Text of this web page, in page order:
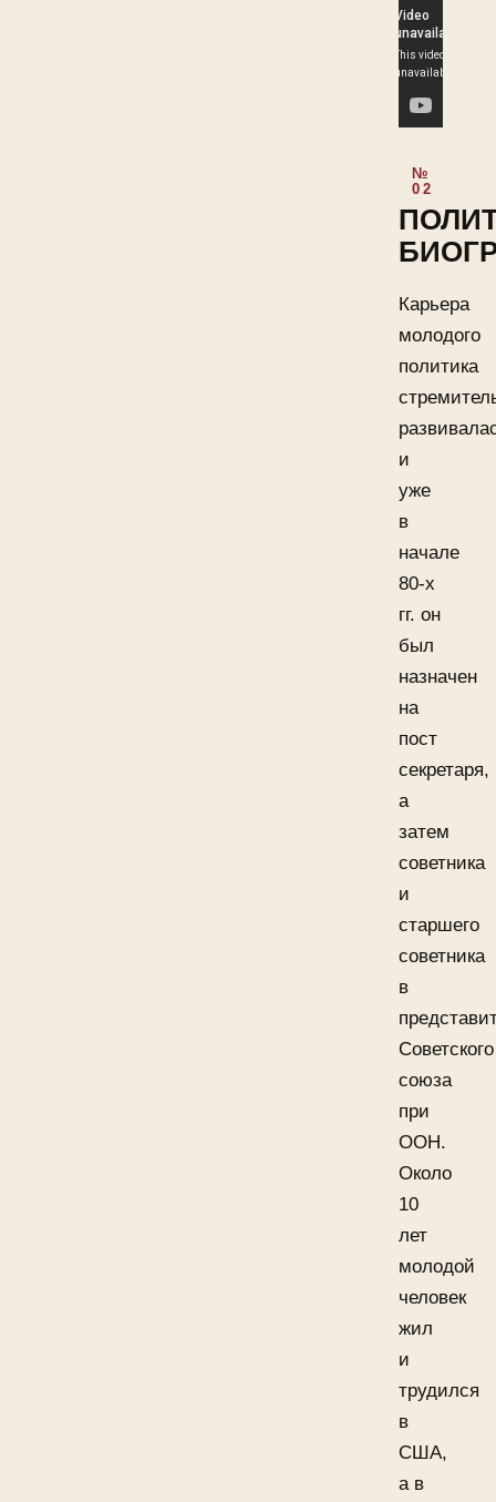
Карьера
молодого
политика
и
уже
в
начале
80-х
гг. он
был
назначен
на
пост
секретаря,
а
затем
советника
и
старшего
советника
в
Советского
союза
при
ООН.
Около
10
лет
молодой
человек
жил
и
трудился
в
США,
а в